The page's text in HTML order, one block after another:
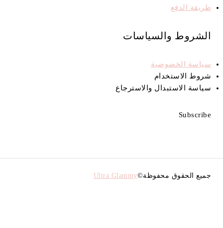
طريقة الدفع
الشروط والسياسات
سياسة الخصوصية
شروط الاستخدام
سياسة الاستبدال والاسترجاع
Subscribe
جميع الحقوق محفوظة©Ultra Glammy